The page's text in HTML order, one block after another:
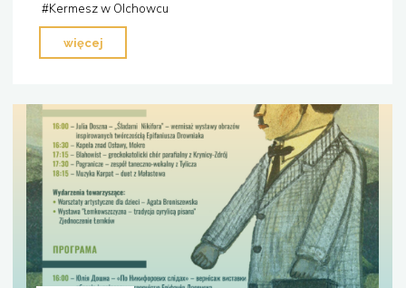
#Kermesz w Olchowcu
więcej
w
Olchowcu"